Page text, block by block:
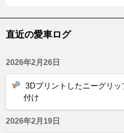
直近の愛車ログ
2026年2月26日
3Dプリントしたニーグリ
付け
2026年2月19日